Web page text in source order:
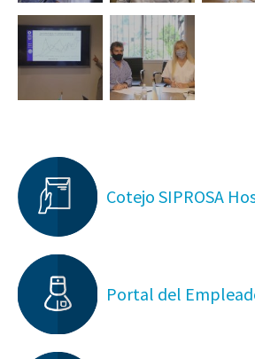
Cotejo SIPROSA
Portal del